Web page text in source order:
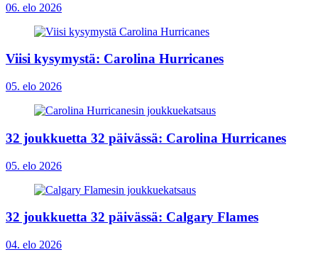
06. elo 2026
Viisi kysymystä: Carolina Hurricanes
05. elo 2026
32 joukkuetta 32 päivässä: Carolina Hurricanes
05. elo 2026
32 joukkuetta 32 päivässä: Calgary Flames
04. elo 2026